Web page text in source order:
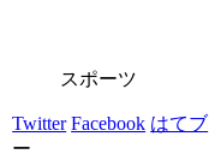
スポーツ
Twitter Facebook はてブ
ー